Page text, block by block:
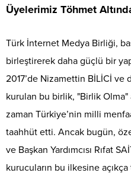
Üyelerimiz Töhmet
Türk İnternet Medya Birliği,
birleştirerek daha güçlü bir
2017’de Nizamettin BİLİCİ
kurulan bu birlik, "Birlik Olma"
zaman Türkiye’nin milli
taahhüt etti. Ancak bugün,
ve Başkan Yardımcısı Rıfat
kurucuların bu ilkesine